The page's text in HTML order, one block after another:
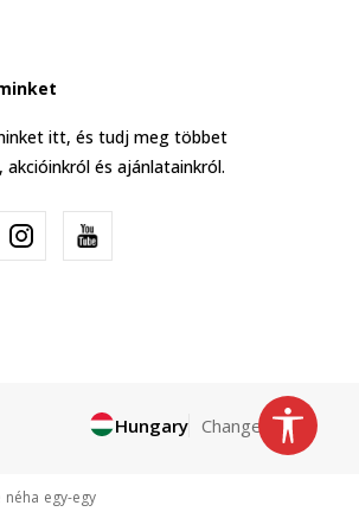
itt, és tudj meg többet
akcióinkról és ajánlatainkról.
Hungary Change
egy-egy